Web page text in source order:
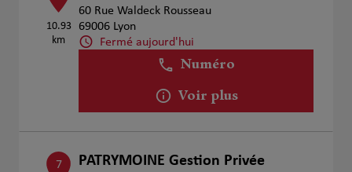
10.93
km
60 Rue Waldeck Rousseau
69006 Lyon
Fermé aujourd'hui
Numéro
Voir plus
7 PATRYMOINE Gestion Privée